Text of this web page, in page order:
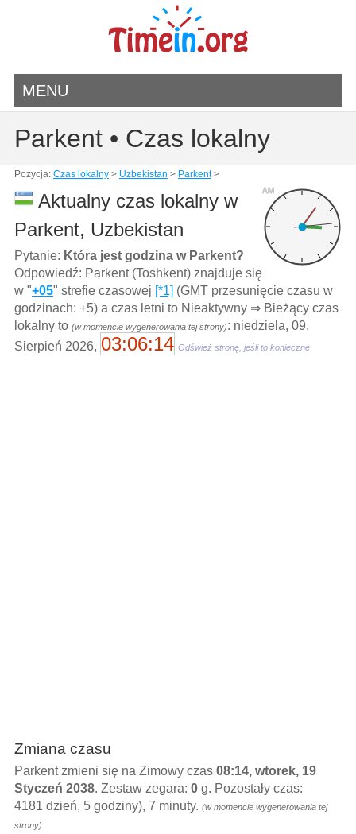
MENU
Parkent • Czas lokalny
Pozycja: Czas lokalny> Uzbekistan > Parkent>
AM
Aktualny czas lokalny w
Parkent, Uzbekistan
Pytanie: Która jest godzina w Parkent?
Odpowiedź: Parkent (Toshkent) znajduje się
w "+05" strefie czasowej [*1] (GMT przesunięcie czasu w
godzinach: +5) a czas letni to Nieaktywny ⇒ Bieżący czas
lokalny to (w momencie wygenerowania tej strony): niedziela, 09.
Sierpień 2026, 03:06:14 Odśwież stronę, jeśli to konieczne
Zmiana czasu
Parkent zmieni się na Zimowy czas 08:14, wtorek, 19
Styczeń 2038. Zestaw zegara: 0g. Pozostały czas:
4181 dzień, 5 godziny), 7 minuty. (w momencie wygenerowania tej
strony)